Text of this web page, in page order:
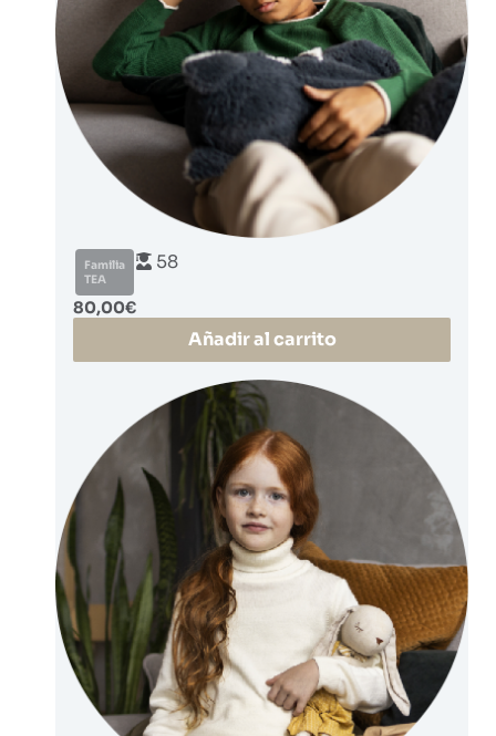
Familia
TEA
58
80,00€
Añadir al carrito